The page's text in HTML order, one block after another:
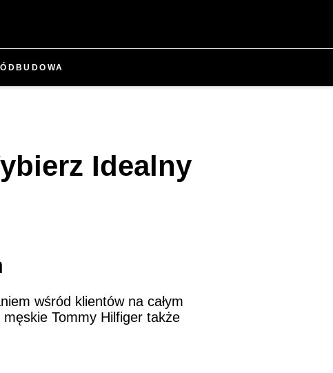
BUDOWA
Idealny
wśród klientów na całym
Tommy Hilfiger także